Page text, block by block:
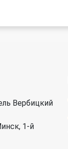
Вербицкий
1-й